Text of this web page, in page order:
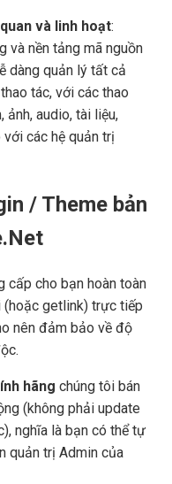
và linh hoạt:
và nền tảng mã nguồn
dàng quản lý tất cả
tác, với các thao
ảnh, audio, tài liệu,
với các hệ quản trị
/ Theme bản
cấp cho bạn hoàn toàn
(hoặc getlink) trực tiếp
nên đảm bảo về độ
hãng chúng tôi bán
(không phải update
nghĩa là bạn có thể tự
quản trị Admin của